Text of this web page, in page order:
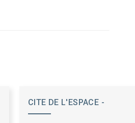
CITE DE L'ESPACE -
SEMECCEL